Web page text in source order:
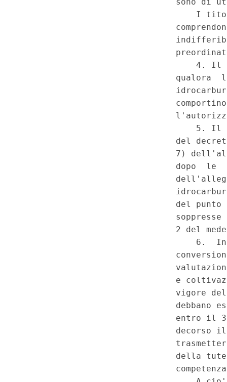
Regione Lombardia -
Regioni dalla
energetiche di interesse
articolazione - Mancata
le Regioni interessate -
internazionali derivanti dalla
Violazione della
regionale in materia di
distribuzione nazionale
tutela della salute, ricerca
sostegno all'innovazione
del territorio - Lesione del
collaborazione. - Decreto-
133, convertito, con
novembre 2014, n. 164, art.
particolare, comma 1-bis. -
primo, secondo e terzo, e
valorizzazione delle risorse
introdotte dal decreto-legge
«sblocca Italia») -
entro il 31 marzo 2015 i